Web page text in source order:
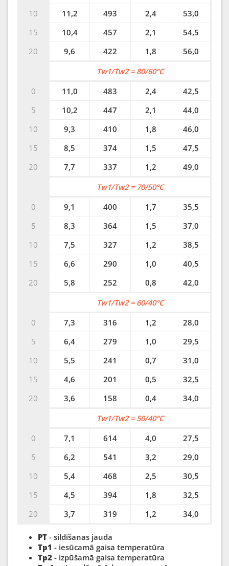
10
15
20
11,2
493 2,4
53,0
10,4
457 2,1
54,5
9,6
422 1,8 56,0
0
5
10
15
20
Tw1/Tw2 = 80/60°C
11,0
483 2,4
42,5
10,2
447 2,1
44,0
9,3
410 1,8
46,0
8,5
374 1,5
47,5
7,7
337 1,2 49,0
0
5
10
15
20
Tw1/Tw2 = 70/50°C
9,1
400 1,7
35,5
8,3
364 1,5
37,0
7,5
327 1,2
38,5
6,6
290 1,0
40,5
5,8
252 0,8 42,0
0
5
10
15
20
Tw1/Tw2 = 60/40°C
7,3
316 1,2
28,0
6,4
279 1,0
29,5
5,5
241 0,7
31,0
4,6
201 0,5
32,5
3,6
158 0,4 34,0
0
5
10
15
20
Tw1/Tw2 = 50/40°C
7,1
614 4,0
27,5
6,2
541 3,2
29,0
5,4
468 2,5
30,5
4,5
394 1,8
32,5
3,7
319 1,2 34,0
PT- sildīšanas jauda
Tp1 - iesūcamā gaisa temperatūra
Tp2- izpūšamā gaisa temperatūra